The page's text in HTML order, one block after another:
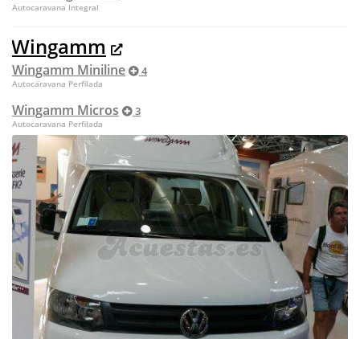
Autocaravana Integral
Wingamm
Wingamm Miniline 4
Autocaravana Perfilada
Wingamm Micros 3
Autocaravana Perfilada